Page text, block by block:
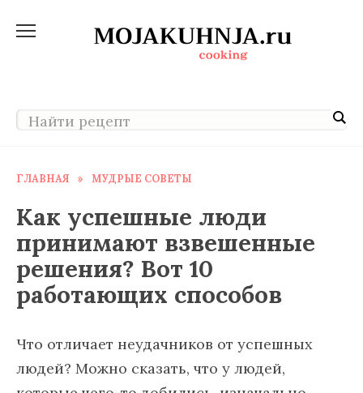
ГЛАВНАЯ » МУДРЫЕ СОВЕТЫ
Как успешные люди
принимают взвешенные
решения? Вот 10
работающих способов
Что отличает неудачников от успешных
людей? Можно сказать, что у людей,